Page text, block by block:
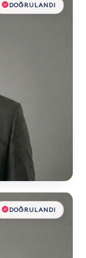
DOĞRULANDI
DOĞRULANDI